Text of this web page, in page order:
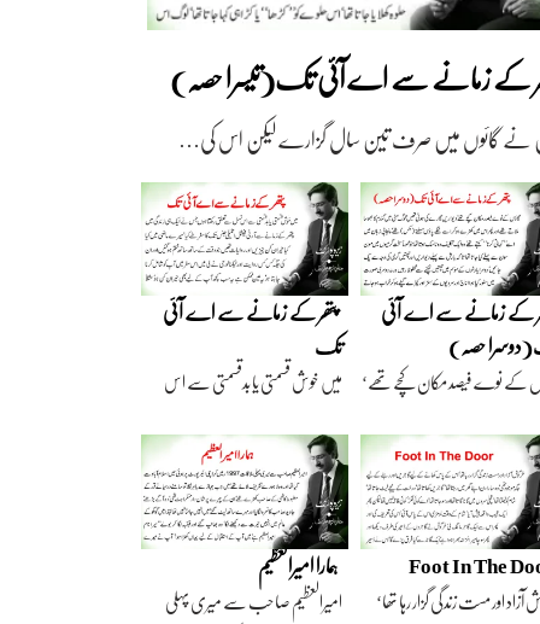
کے زمانے سے اے آئی تک(تیسرا حصہ)
نے گائوں میں صرف تین سال گزارے لیکن اس کی…
کے زمانے سے اے آئی
حصہ)
کے نوے فیصد مکان کچے تھے‘
پتھر کے زمانے سے اے آئی
تک
میں خوش قسمتی یا بدقسمتی سے اس
Foot In The
آزاد اور مست زندگی گزار رہا تھا‘
ہمارا امیرالعظیم
امیرالعظیم صاحب سے میری پہلی